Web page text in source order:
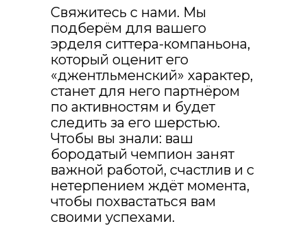
Свяжитесь с нами. Мы
подберём для вашего
эрделя ситтера-компаньона,
который оценит его
«джентльменский» характер,
станет для него партнёром
по активностям и будет
следить за его шерстью.
Чтобы вы знали: ваш
бородатый чемпион занят
важной работой, счастлив и с
нетерпением ждёт момента,
чтобы похвастаться вам
своими успехами.